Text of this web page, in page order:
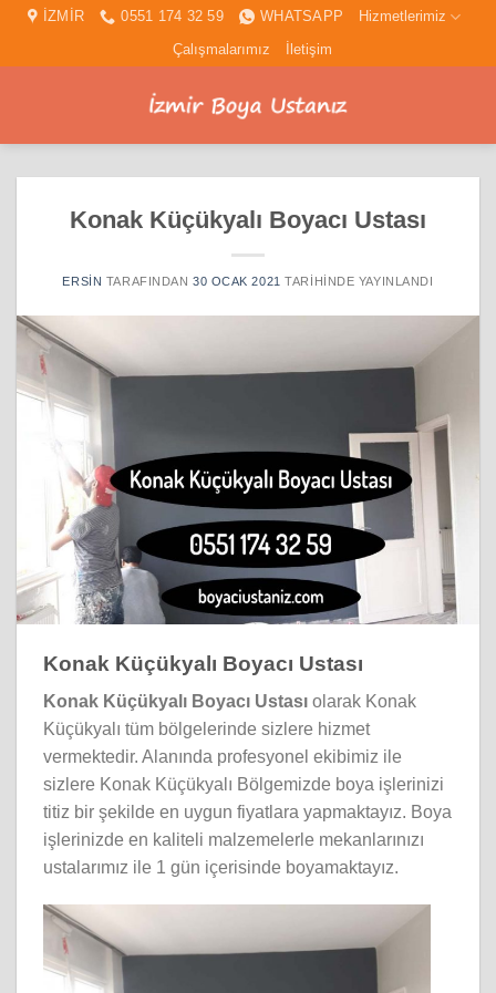
İçeriğeİZMİR 0551 174 32 59 WHATSAPP
Hizmetlerimiz
Çalışmalarımız
İletişim
Konak Küçükyalı Boyacı Ustası
ERSIN TARAFINDAN 30 OCAK 2021 TARIHINDE YAYINLANDI
Konak Küçükyalı Boyacı Ustası
Konak Küçükyalı Boyacı Ustası olarak Konak
Küçükyalı tüm bölgelerinde sizlere hizmet
vermektedir. Alanında profesyonel ekibimiz ile
sizlere Konak Küçükyalı Bölgemizde boya işlerinizi
titiz bir şekilde en uygun fiyatlara yapmaktayız. Boya
işlerinizde en kaliteli malzemelerle mekanlarınızı
ustalarımız ile 1 gün içerisinde boyamaktayız.